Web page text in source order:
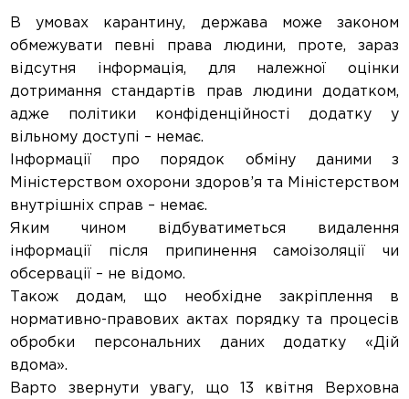
В умовах карантину, держава може законом
обмежувати певні права людини, проте, зараз
відсутня інформація, для належної оцінки
дотримання стандартів прав людини додатком,
адже політики конфіденційності додатку у
вільному доступі – немає.
Інформації про порядок обміну даними з
Міністерством охорони здоров’я та Міністерством
внутрішніх справ – немає.
Яким чином відбуватиметься видалення
інформації після припинення самоізоляції чи
обсервації – не відомо.
Також додам, що необхідне закріплення в
нормативно-правових актах порядку та процесів
обробки персональних даних додатку «Дій
вдома».
Варто звернути увагу, що 13 квітня Верховна